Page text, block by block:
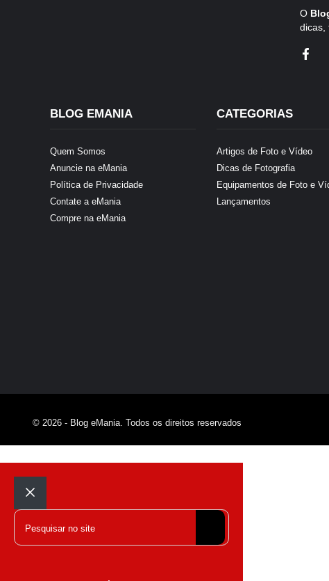
O
dicas,
BLOG EMANIA
Quem Somos
Anuncie na eMania
Política de Privacidade
Contate a eMania
Compre na eMania
CATEGORIAS
Artigos de Foto e Vídeo
Dicas de Fotografia
Equipamentos de Foto e
Lançamentos
© 2026 - Blog eMania. Todos os direitos reservados
Fechar
Pesquisar